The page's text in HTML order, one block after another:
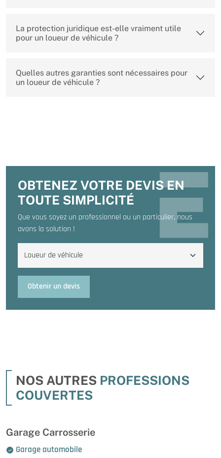
La protection juridique est-elle vraiment utile
pour un loueur de véhicule ?
Quelles autres garanties sont nécessaires pour
un loueur de véhicule ?
OBTENEZ VOTRE DEVIS EN
TOUTE SIMPLICITÉ
Que vous soyez un professionnel ou un particulier, nous
avons la solution !
Obtenir un devis
NOS AUTRES PROFESSIONS
COUVERTES
Garage Carrosserie
Garage automobile